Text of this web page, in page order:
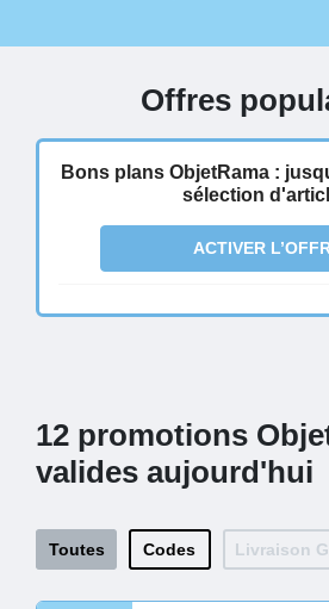
Offres
Bons plans ObjetRama :
sélection
ACTIVER
12 promotions
valides aujourd'hui
Toutes Codes Livraison